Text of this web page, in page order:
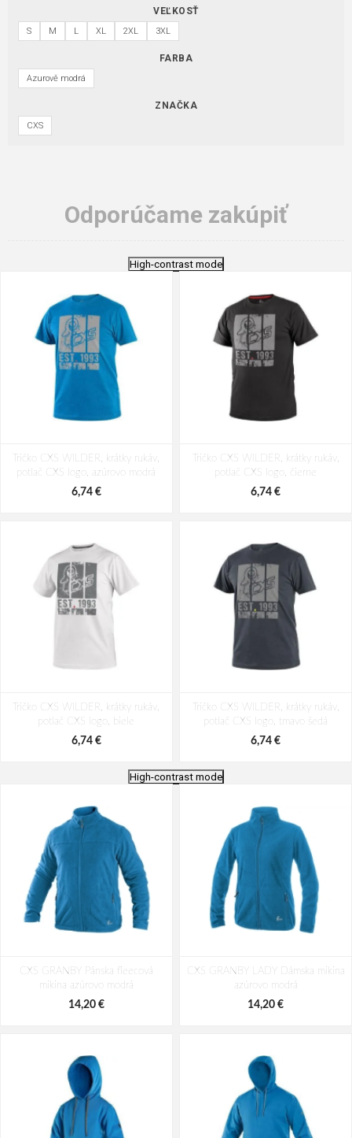
VEĽKOSŤ
S M L XL 2XL 3XL
FARBA
Azurově modrá
ZNAČKA
CXS
Odporúčame zakúpiť
High-contrast mode
Tričko CXS WILDER, krátky rukáv,
potlač CXS logo, azúrovo modrá
6,74 €
Tričko CXS WILDER, krátky rukáv,
potlač CXS logo, čierne
6,74 €
Tričko CXS WILDER, krátky rukáv,
potlač CXS logo, biele
6,74 €
Tričko CXS WILDER, krátky rukáv,
potlač CXS logo, tmavo šedá
6,74 €
azúrovo modré
8,10 €
krátky rukáv, šedo-modrá
8,78 €
High-contrast mode
CXS GRANBY Pánska fleecová
mikina azúrovo modrá
14,20 €
CXS GRANBY LADY Dámska mikina
azúrovo modrá
14,20 €